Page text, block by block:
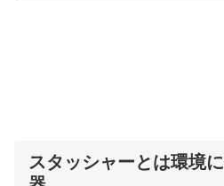
スタッシャーとは環境